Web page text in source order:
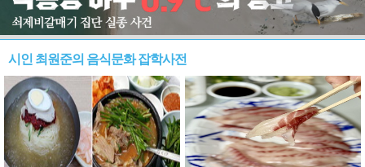
시인 최원준의 음식문화 잡학사전